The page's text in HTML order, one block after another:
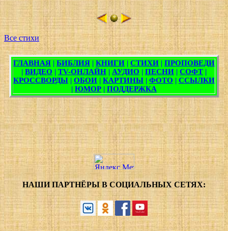
Все стихи